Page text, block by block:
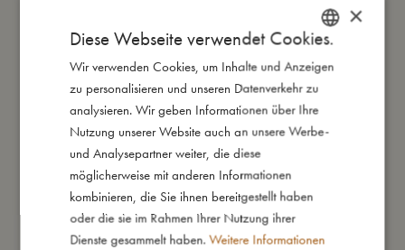
Dein neues Kristall-Kaleidoskop wird in einer feinen
Geschenkverpackung geliefert und ist in vielen tollen Prints
erhältlich.
Meine besonderen Merkmale:
- Neue Version unseres meistverkauften Spielzeugs.
- Wird in einer tollen Geschenkverpackung geliefert.
- Geeignet ab 3 Jahren.
DANISH
ENGLISH
GERMAN
×
Diese Webseite verwendet Cookies.
Wir verwenden Cookies, um Inhalte und Anzeigen
zu personalisieren und unseren Datenverkehr zu
analysieren. Wir geben Informationen über Ihre
Nutzung unserer Website auch an unsere Werbe-
und Analysepartner weiter, die diese
möglicherweise mit anderen Informationen
kombinieren, die Sie ihnen bereitgestellt haben
oder die sie im Rahmen Ihrer Nutzung ihrer
Dienste gesammelt haben. Weitere Informationen